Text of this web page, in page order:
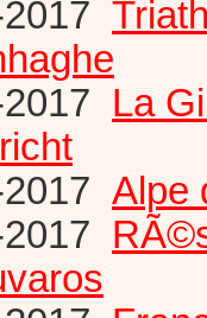
La
Alpe